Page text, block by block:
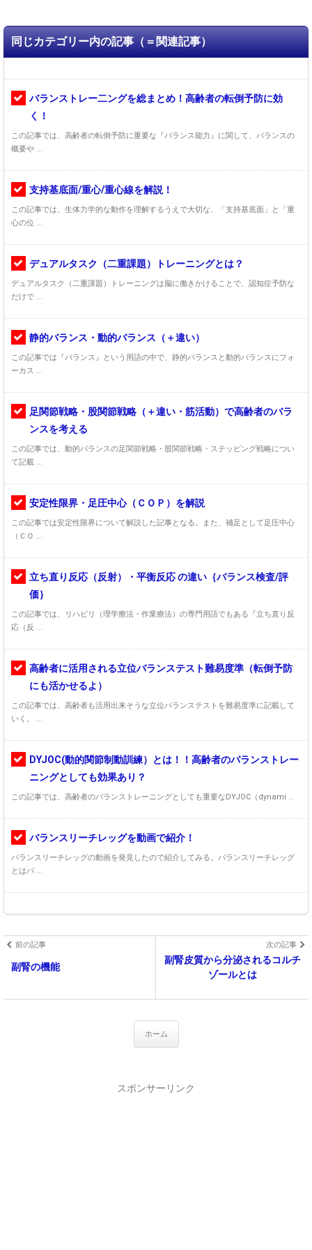
同じカテゴリー内の記事（＝関連記事）
バランストレー二ングを総まとめ！高齢者の転倒予防に効
く！
この記事では、高齢者の転倒予防に重要な『バランス能力』に関して、バランスの
概要や ...
支持基底面/重心/重心線を解説！
この記事では、生体力学的な動作を理解するうえで大切な、「支持基底面」と「重
心の位 ...
デュアルタスク（二重課題）トレーニングとは？
デュアルタスク（二重課題）トレーニングは脳に働きかけることで、認知症予防な
だけで ...
静的バランス・動的バランス（＋違い）
この記事では『バランス』という用語の中で、静的バランスと動的バランスにフォ
ーカス ...
足関節戦略・股関節戦略（＋違い・筋活動）で高齢者のバラ
ンスを考える
この記事では、動的バランスの足関節戦略・股関節戦略・ステッピング戦略につい
て記載 ...
安定性限界・足圧中心（ＣＯＰ）を解説
この記事では安定性限界について解説した記事となる。また、補足として足圧中心
（ＣＯ ...
立ち直り反応（反射）・平衡反応 の違い｛バランス検査/評
価｝
この記事では、リハビリ（理学療法・作業療法）の専門用語でもある『立ち直り反
応（反 ...
高齢者に活用される立位バランステスト難易度準（転倒予防
にも活かせるよ）
この記事では、高齢者も活用出来そうな立位バランステストを難易度準に記載して
いく。 ...
DYJOC(動的関節制動訓練）とは！！高齢者のバランストレー
ニングとしても効果あり？
この記事では、高齢者のバランストレーニングとしても重要なDYJOC（dynami ...
バランスリーチレッグを動画で紹介！
バランスリーチレッグの動画を発見したので紹介してみる。バランスリーチレッグ
とはバ ...
前の記事
副腎の機能
次の記事
副腎皮質から分泌されるコルチ
ゾールとは
ホーム
スポンサーリンク